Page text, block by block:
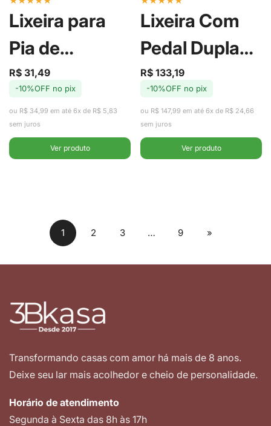
Lixeira para
Pia de
Cozinha Trium
Preta 2,5L -
Ou
Preço
de
R$ 31,49
Preço
regular
-10%OFF no pix
ou R$ 34,99 em até 6x de R$ 5,83
sem juros
Ver produto
Lixeira Com
Pedal Dupla
20Litros
Trium Cinza -
OU
Preço
de
R$ 133,19
Preço
regular
-10%OFF no pix
ou R$ 147,99 em até 6x de R$ 24,66
sem juros
Ver produto
1 2 3 … 9 »
Transformando casas com amor há mais de 8 anos.
Deixe seu lar mais acolhedor e cheio de personalidade.
Horário de atendimento
Segunda à Sexta das 8h às 17h